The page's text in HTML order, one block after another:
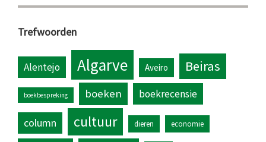
Trefwoorden
Alentejo Algarve Aveiro Beiras
boekbespreking boeken boekrecensie
column cultuur dieren economie